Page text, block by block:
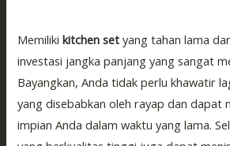
Memilikikitchen set yang tahan lama
investasi jangka panjang yang sangat
Bayangkan, Anda tidak perlu khawatir
yang disebabkan oleh rayap dan dapat
impian Anda dalam waktu yang lama.